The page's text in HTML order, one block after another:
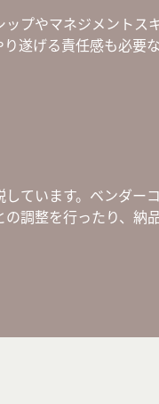
プやマネジメントス
遂げる責任感も必要
ています。ベンダー
調整を行ったり、納